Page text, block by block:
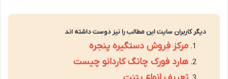
دیگر کاربران سایت این مطالب را نیز دوست داشته اند
مرکز فروش دستگیره پنجره
هارد فورک چانگ کاردانو چیست